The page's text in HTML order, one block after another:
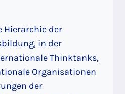
Hierarchie der
in der
Thinktanks,
Organisationen
der